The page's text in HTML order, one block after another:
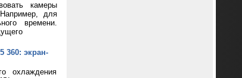
камеры
для
времени.
360: экран-
охлаждения